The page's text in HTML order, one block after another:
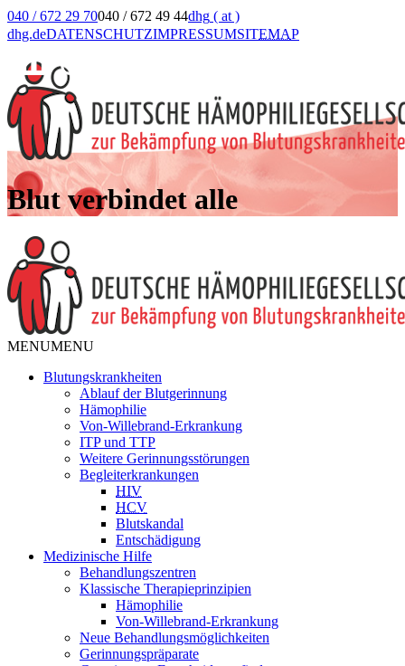
040 / 672 29 70040 / 672 49 44dhg ( at )
dhg.deDATENSCHUTZIMPRESSUMSITEMAP
Blut verbindet alle
MENUMENU
Blutungskrankheiten
Ablauf der Blutgerinnung
Hämophilie
Von-Willebrand-Erkrankung
ITP und TTP
Weitere Gerinnungsstörungen
Begleiterkrankungen
HIV
HCV
Blutskandal
Entschädigung
Medizinische Hilfe
Behandlungszentren
Klassische Therapieprinzipien
Hämophilie
Von-Willebrand-Erkrankung
Neue Behandlungsmöglichkeiten
Gerinnungspräparate